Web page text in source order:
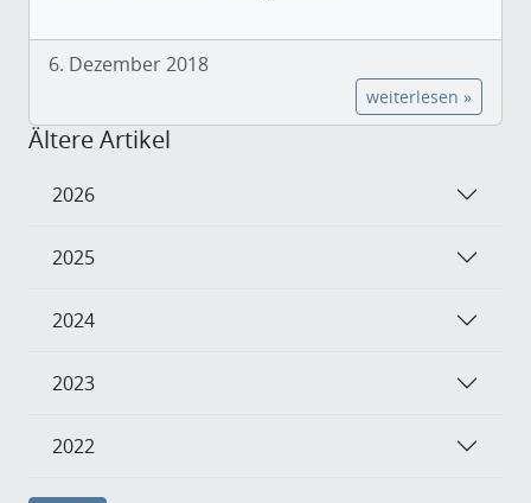
6. Dezember 2018
weiterlesen »
Ältere Artikel
2026
2025
2024
2023
2022